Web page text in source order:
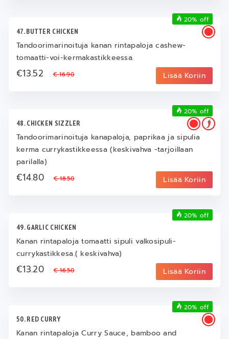
47. BUTTER CHICKEN
Tandoorimarinoituja kanan rintapaloja cashew-
tomaatti-voi-kermakastikkeessa.
€13.52€ 16.90 Lisää Koriin
20% off
48. CHICKEN SIZZLER
Tandoorimarinoituja kanapaloja, paprikaa ja sipulia
kerma currykastikkeessa (keskivahva -tarjoillaan
parilalla)
€14.80€ 18.50 Lisää Koriin
20% off
49. GARLIC CHICKEN
Kanan rintapaloja tomaatti sipuli valkosipuli-
currykastikkesa.( keskivahva)
€13.20€ 16.50 Lisää Koriin
20% off
50. RED CURRY
Kanan rintapaloja Curry Sauce, bamboo and
20% off